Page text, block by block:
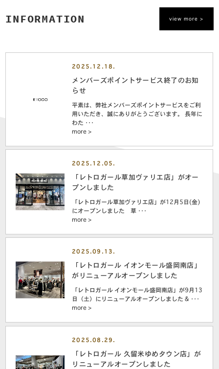
INFORMATION view more >
2025.12.18.
メンバーズポイントサービス終了のお知
らせ
平素は、弊社メンバーズポイントサービスをご利
用いただき、誠にありがとうございます。 長年に
わた ･･･
more >
2025.12.05.
「レトロガール草加ヴァリエ店」がオー
プンしました
「レトロガール草加ヴァリエ店」が12月5日(金)
にオープンしました 草 ･･･
more >
2025.09.13.
「レトロガール イオンモール盛岡南店」
がリニューアルオープンしました
「レトロガール イオンモール盛岡南店」が9月13
日（土）にリニューアルオープンしました & ･･･
more >
2025.08.29.
「レトロガール 久留米ゆめタウン店」が
リニューアルオープンしました